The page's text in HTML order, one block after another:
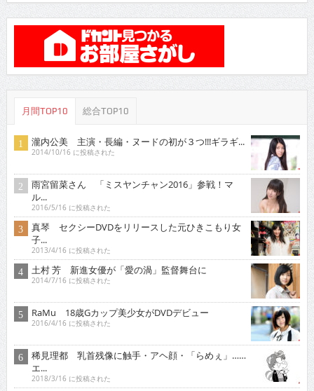
月間TOP10 総合TOP10
瀧内公美 主演・長編・ヌードの初が３つ!!!ギラギ...
2014/10/16 に投稿された
雨宮留菜さん 「ミスヤンチャン2016」参戦！マ
ル...
2016/5/16 に投稿された
真琴 セクシーDVDをリリースした元ひきこもり女
子...
2013/4/16 に投稿された
土村 芳 新進女優が「愛の渦」監督舞台に
2014/7/16 に投稿された
RaMu 18歳Gカップ美少女がDVDデビュー
2016/4/16 に投稿された
稀見理都 乳首残像に触手・アヘ顔・「らめぇ」……
エ...
2018/3/16 に投稿された